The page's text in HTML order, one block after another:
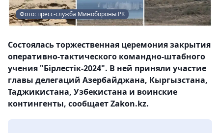
Фото: пресс-служба Минобороны РК
Состоялась торжественная церемония закрытия
оперативно-тактического командно-штабного
учения "Бірлестік-2024". В ней приняли участие
главы делегаций Азербайджана, Кыргызстана,
Таджикистана, Узбекистана и воинские
контингенты, сообщает Zakon.kz.